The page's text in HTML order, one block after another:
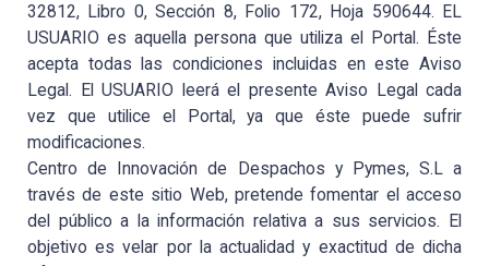
32812, Libro 0, Sección 8, Folio 172, Hoja 590644. EL
USUARIO es aquella persona que utiliza el Portal. Éste
acepta todas las condiciones incluidas en este Aviso
Legal. El USUARIO leerá el presente Aviso Legal cada
vez que utilice el Portal, ya que éste puede sufrir
modificaciones.
Centro de Innovación de Despachos y Pymes, S.L a
través de este sitio Web, pretende fomentar el acceso
del público a la información relativa a sus servicios. El
objetivo es velar por la actualidad y exactitud de dicha